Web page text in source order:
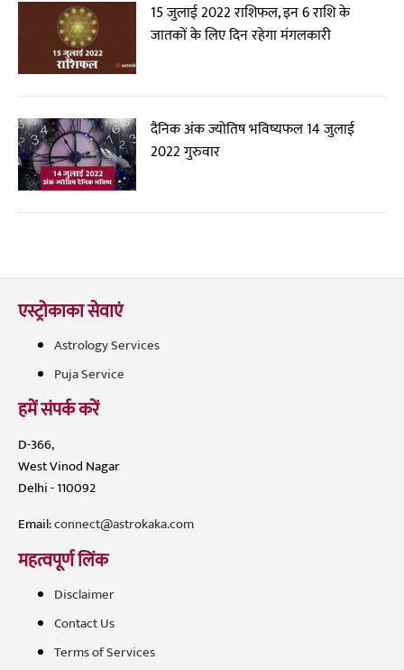
15 जुलाई 2022 राशिफल, इन 6 राशि के
जातकों के लिए दिन रहेगा मंगलकारी
दैनिक अंक ज्योतिष भविष्यफल 14 जुलाई
2022 गुरुवार
एस्ट्रोकाका सेवाएं
Astrology Services
Puja Service
हमें संपर्क करें
D-366,
West Vinod Nagar
Delhi - 110092
Email:connect@astrokaka.com
महत्वपूर्ण लिंक
Disclaimer
Contact Us
Terms of Services